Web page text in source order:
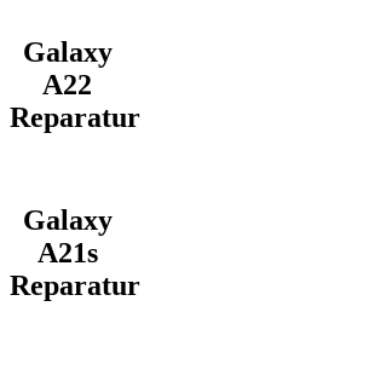
Galaxy
A22
Reparatur
Galaxy
A21s
Reparatur